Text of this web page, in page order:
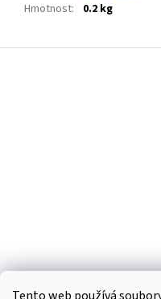
Hmotnost: 0.2 kg